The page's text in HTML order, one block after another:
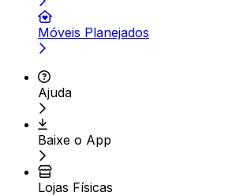
Móveis Planejados
Ajuda
Baixe o App
Lojas Físicas